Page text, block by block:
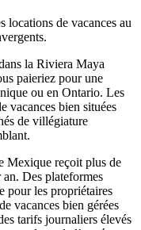
locations de vacances au
la Riviera Maya
paieriez pour une
ou en Ontario. Les
vacances bien situées
de villégiature
Mexique reçoit plus de
Des plateformes
pour les propriétaires
vacances bien gérées
tarifs journaliers élevés